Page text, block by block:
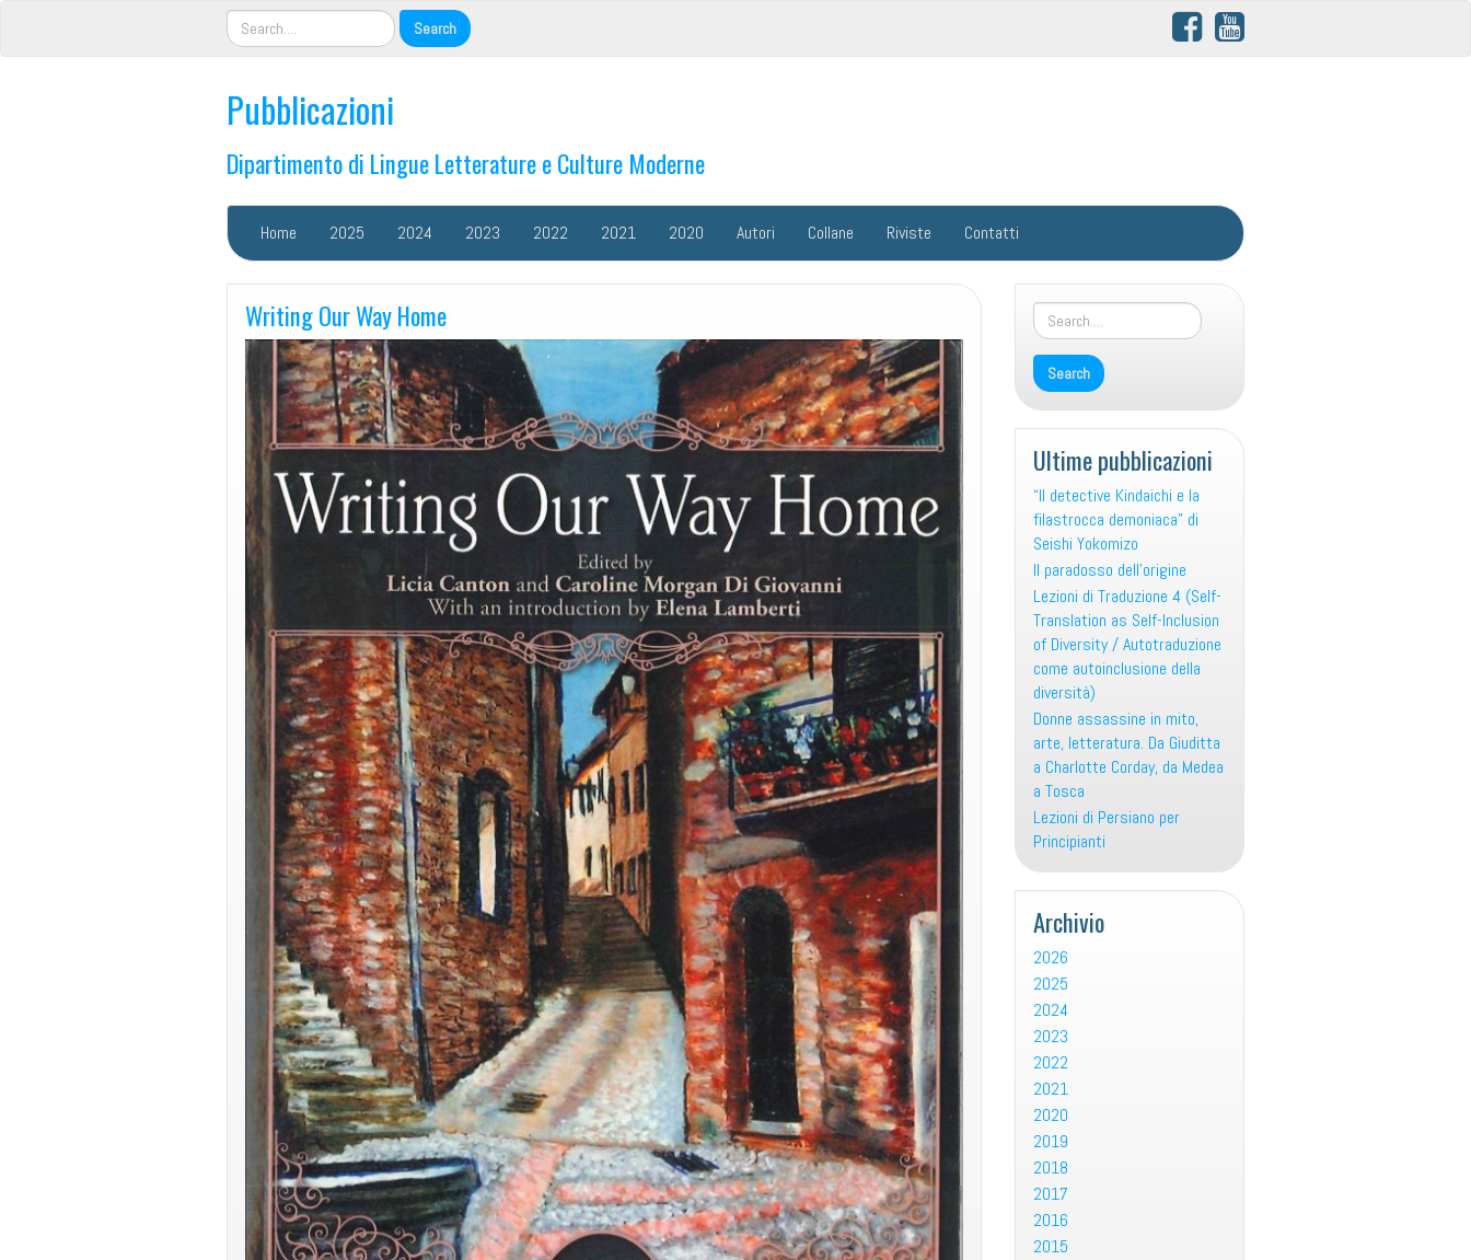
Pubblicazioni
Dipartimento di Lingue Letterature e Culture Moderne
Home 2025 2024 2023 2022 2021 2020 Autori Collane Riviste Contatti
Writing Our Way Home
Ultime pubblicazioni
“Il detective Kindaichi e la
filastrocca demoniaca” di
Seishi Yokomizo
Il paradosso dell’origine
Lezioni di Traduzione 4 (Self-
Translation as Self-Inclusion
of Diversity / Autotraduzione
come autoinclusione della
diversità)
Donne assassine in mito,
arte, letteratura. Da Giuditta
a Charlotte Corday, da Medea
a Tosca
Lezioni di Persiano per
Principianti
Archivio
2026
2025
2024
2023
2022
2021
2020
2019
2018
2017
2016
2015